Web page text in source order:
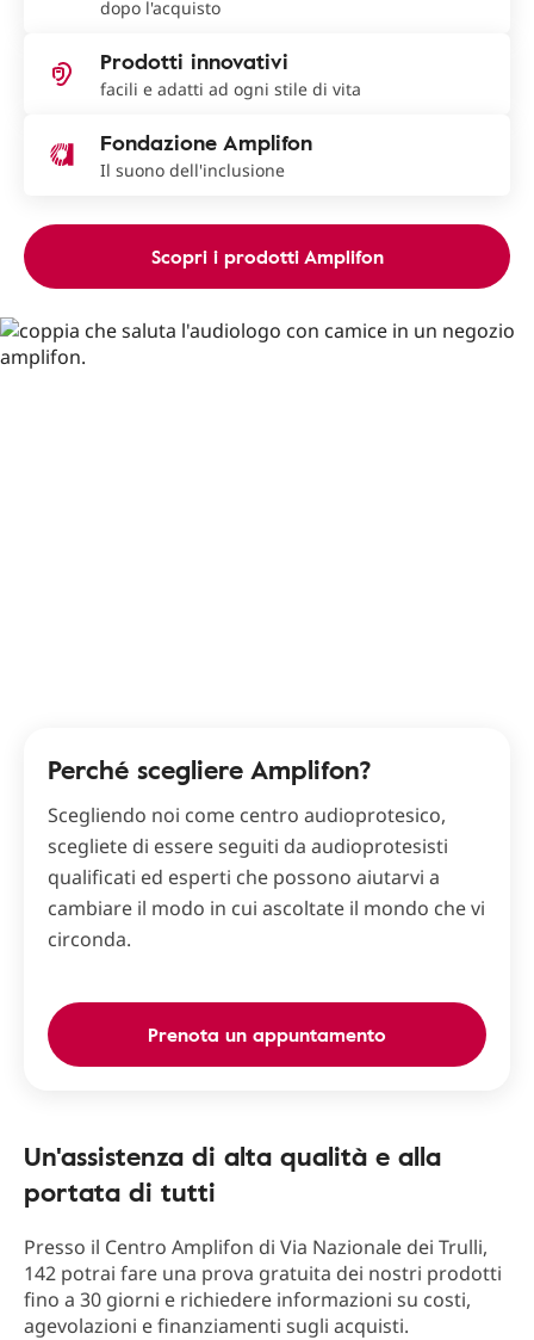
dopo l'acquisto
Prodotti innovativi
facili e adatti ad ogni stile di vita
Fondazione Amplifon
Il suono dell'inclusione
Scopri i prodotti Amplifon
Perché scegliere Amplifon?
Scegliendo noi come centro audioprotesico,
scegliete di essere seguiti da audioprotesisti
qualificati ed esperti che possono aiutarvi a
cambiare il modo in cui ascoltate il mondo che vi
circonda.
Prenota un appuntamento
Un'assistenza di alta qualità e alla
portata di tutti
Presso il Centro Amplifon di Via Nazionale dei Trulli,
142 potrai fare una prova gratuita dei nostri prodotti
fino a 30 giorni e richiedere informazioni su costi,
agevolazioni e finanziamenti sugli acquisti.